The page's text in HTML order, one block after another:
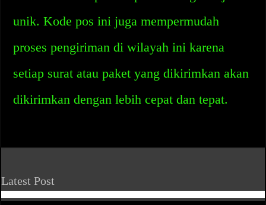
unik. Kode pos ini juga mempermudah
proses pengiriman di wilayah ini karena
setiap surat atau paket yang dikirimkan akan
dikirimkan dengan lebih cepat dan tepat.
Latest Post